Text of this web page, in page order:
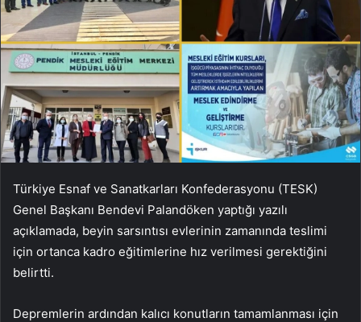
Türkiye Esnaf ve Sanatkarları Konfederasyonu (TESK)
Genel Başkanı Bendevi Palandöken yaptığı yazılı
açıklamada, beyin sarsıntısı evlerinin zamanında teslimi
için ortanca kadro eğitimlerine hız verilmesi gerektiğini
belirtti.
Depremlerin ardından kalıcı konutların tamamlanması için